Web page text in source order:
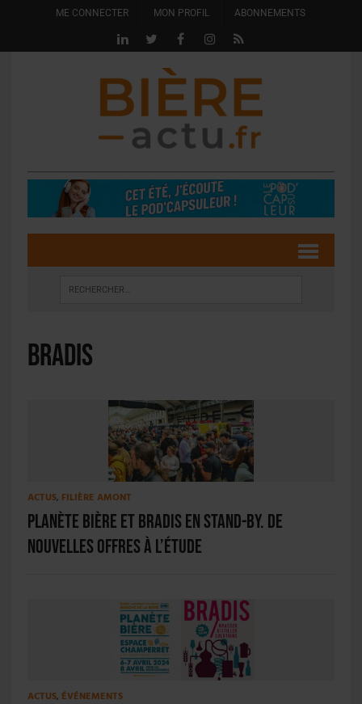
ME CONNECTER MON PROFIL ABONNEMENTS
BRADIS
ACTUS, FILIÈRE AMONT
Planète Bière et BRADIS en stand-by. De
nouvelles offres à l’étude
ACTUS, ÉVÉNEMENTS